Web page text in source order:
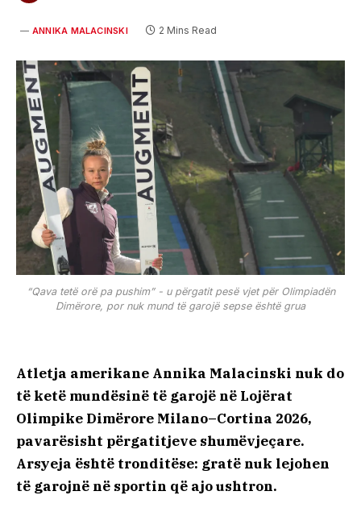
ANNIKA MALACINSKI 2 Mins Read
“Qava tetë orë pa pushim” - u përgatit pesë vjet për Olimpiadën
Dimërore, por nuk mund të garojë sepse është grua
Atletja amerikane Annika Malacinski nuk do
të ketë mundësinë të garojë në Lojërat
Olimpike Dimërore Milano–Cortina 2026,
pavarësisht përgatitjeve shumëvjeçare.
Arsyeja është tronditëse: gratë nuk lejohen
të garojnë në sportin që ajo ushtron.